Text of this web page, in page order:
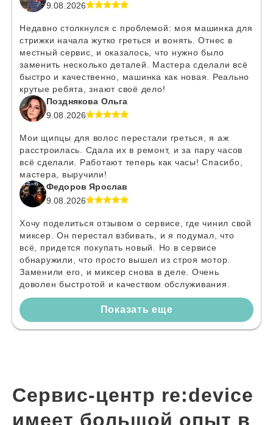
9.08.2026
Недавно столкнулся с проблемой: моя машинка для
стрижки начала жутко греться и вонять. Отнес в
местный сервис, и оказалось, что нужно было
заменить несколько деталей. Мастера сделали всё
быстро и качественно, машинка как новая. Реально
крутые ребята, знают своё дело!
Позднякова Ольга
9.08.2026
Мои щипцы для волос перестали греться, я аж
расстроилась. Сдала их в ремонт, и за пару часов
всё сделали. Работают теперь как часы! Спасибо,
мастера, выручили!
Федоров Ярослав
9.08.2026
Хочу поделиться отзывом о сервисе, где чинил свой
миксер. Он перестал взбивать, и я подумал, что
всё, придется покупать новый. Но в сервисе
обнаружили, что просто вышел из строя мотор.
Заменили его, и миксер снова в деле. Очень
доволен быстротой и качеством обслуживания.
Показать еще
Сервис-центр re:device
имеет большой опыт в